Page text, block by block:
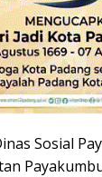
Sosial